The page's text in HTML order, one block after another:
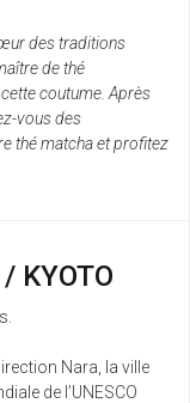
des traditions
de thé
coutume. Après
vous des
thé matcha et profitez
KYOTO
Nara, la ville
de l’UNESCO